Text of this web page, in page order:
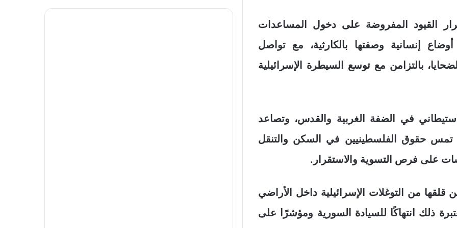
القيود المفروضة على دخول المساعدات
إنسانية وصفتها بالكارثية، مع تواصل
بالتزامن مع توسع السيطرة الإسرائيلية
في الضفة الغربية والقدس، وتصاعد
تمس حقوق الفلسطينيين في السكن والتنقل
على فرص التسوية والاستقرار.
من التوغلات الإسرائيلية داخل الأراضي
ذلك انتهاكًا للسيادة السورية ومؤشرًا على